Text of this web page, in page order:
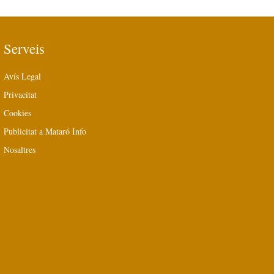
Serveis
Avís Legal
Privacitat
Cookies
Publicitat a Mataró Info
Nosaltres